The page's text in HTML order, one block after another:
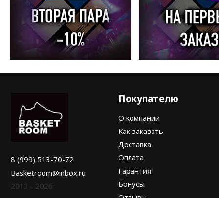
8 (999) 513-70-72
Basketroom@inbox.ru
2013 - 2026
Покупателю
О компании
Как заказать
Доставка
Оплата
Гарантия
Бонусы